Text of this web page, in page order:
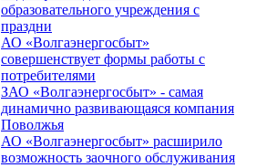
образовательного учреждения с
праздни
АО «Волгаэнергосбыт»
совершенствует формы работы с
потребителями
ЗАО «Волгаэнергосбыт» - самая
динамично развивающаяся компания
Поволжья
АО «Волгаэнергосбыт» расширило
возможность заочного обслуживания